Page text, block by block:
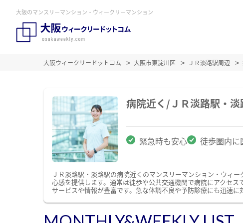
大阪のマンスリーマンション・ウィークリーマンション
大阪ウィークリードットコム 大阪市東淀川区 ＪＲ淡路駅周辺
病院近く/ＪＲ淡路駅・
緊急時も安心 徒歩圏内に
ＪＲ淡路駅・淡路駅の病院近くのマンスリーマンション・ウィ
心感を提供します。通常は徒歩や公共交通機関で病院にアクセ
サービスや情報が豊富です。急な体調不良や予防診療にも迅速に